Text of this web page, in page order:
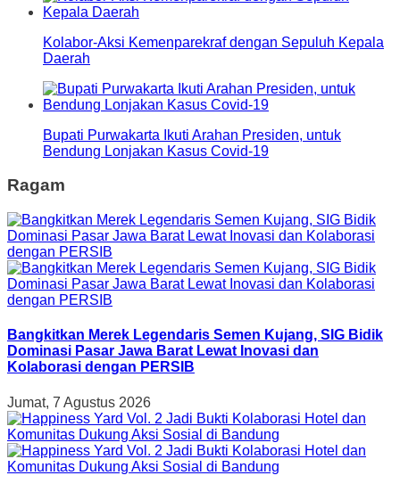
Kolabor-Aksi Kemenparekraf dengan Sepuluh Kepala
Daerah
Bupati Purwakarta Ikuti Arahan Presiden, untuk
Bendung Lonjakan Kasus Covid-19
Ragam
Bangkitkan Merek Legendaris Semen Kujang, SIG Bidik
Dominasi Pasar Jawa Barat Lewat Inovasi dan
Kolaborasi dengan PERSIB
Jumat, 7 Agustus 2026